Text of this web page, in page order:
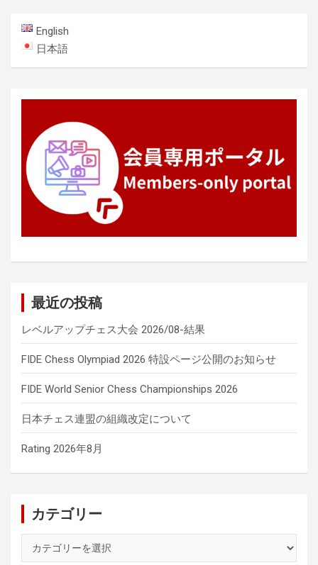
ー
シ
ョ
ン
English
日本語
最近の投稿
レベルアップチェス大会 2026/08-結果
FIDE Chess Olympiad 2026 特設ページ公開のお知らせ
FIDE World Senior Chess Championships 2026
日本チェス連盟の組織改定について
Rating 2026年8月
カテゴリー